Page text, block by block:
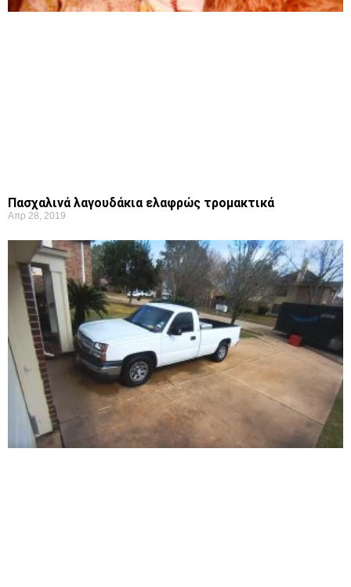
Πασχαλινά λαγουδάκια ελαφρώς τρομακτικά
Απρ 28, 2019